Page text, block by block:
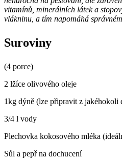
vitamínů, minerálních látek a
vlákninu, a tím napomáhá
Suroviny
(4 porce)
2 lžíce olivového oleje
1kg dýně (lze připravit z jakéhokoli
3/4 l vody
Plechovka kokosového mléka
Sůl a pepř na dochucení